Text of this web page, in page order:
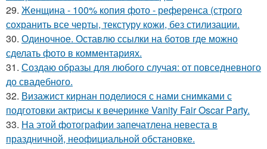
29. Женщина - 100% копия фото - референса (строго
сохранить все черты, текстуру кожи, без стилизации.
30. Одиночное. Оставлю ссылки на ботов где можно
сделать фото в комментариях.
31. Создаю образы для любого случая: от повседневного
до свадебного.
32. Визажист кирнан поделиося с нами снимками с
подготовки актрисы к вечеринке Vanity Fair Oscar Party.
33. На этой фотографии запечатлена невеста в
праздничной, неофициальной обстановке.